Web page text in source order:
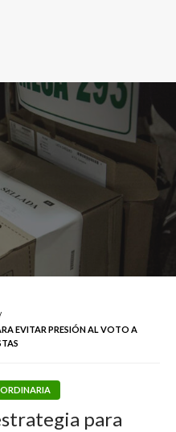
EVITAR PRESIÓN AL VOTO A
para